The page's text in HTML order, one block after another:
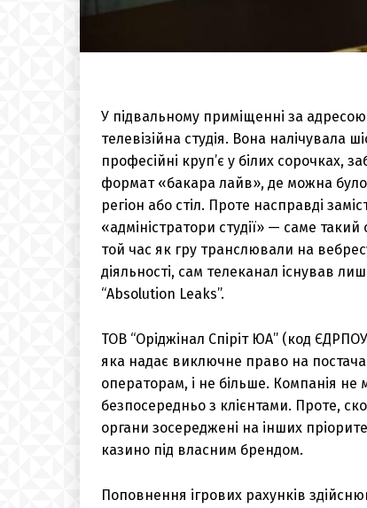
У підвальному приміщенні за
телевізійна студія. Вона налічувала
професійні круп’є у білих сорочках,
формат «бакара лайв», де можна
регіон або стіл. Проте насправді
«адміністратори студії» — саме
той час як гру транслювали на
діяльності, сам телеканал існував
“Absolution Leaks”.
ТОВ “Оріджінал Спіріт ЮА” (код
яка надає виключне право на
операторам, і не більше. Компанія не
безпосередньо з клієнтами. Проте,
органи зосереджені на інших
казино під власним брендом.
Поповнення ігрових рахунків